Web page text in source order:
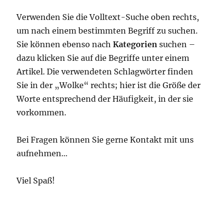
Verwenden Sie die Volltext-Suche oben rechts,
um nach einem bestimmten Begriff zu suchen.
Sie können ebenso nachKategorien suchen –
dazu klicken Sie auf die Begriffe unter einem
Artikel. Die verwendeten Schlagwörter finden
Sie in der „Wolke“ rechts; hier ist die Größe der
Worte entsprechend der Häufigkeit, in der sie
vorkommen.
Bei Fragen können Sie gerne Kontakt mit uns
aufnehmen…
Viel Spaß!